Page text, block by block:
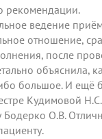
рекомендации.
ведение
отношение,
после
объяснила,
большое. И ещё
Кудимовой
Бодерко О.В.